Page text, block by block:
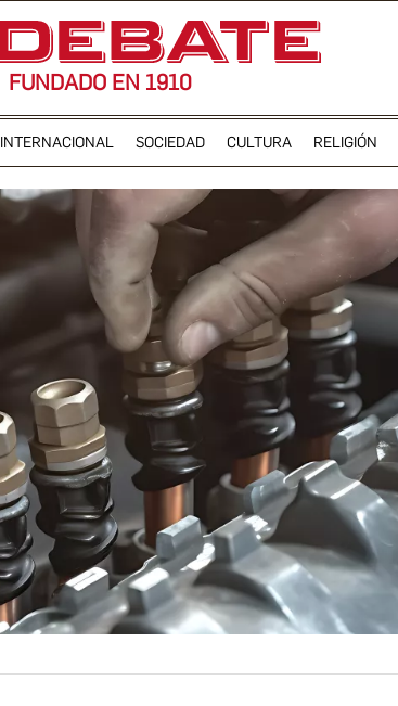
FUNDADO EN 1910
INTERNACIONAL SOCIEDAD CULTURA RELIGIÓN